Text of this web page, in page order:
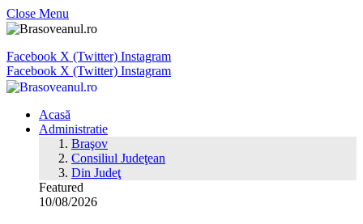
Close Menu
Facebook X (Twitter) Instagram
Facebook X (Twitter) Instagram
Acasă
Administratie
Braşov
Consiliul Judeţean
Din Judeţ
Featured
10/08/2026